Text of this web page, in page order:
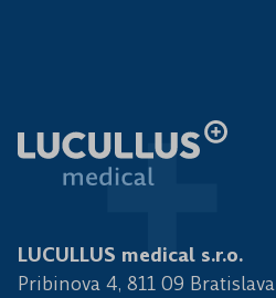
LUCULLUS medical s.r.o.
Pribinova 4, 811 09 Bratislava